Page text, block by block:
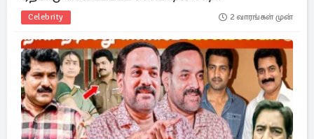
Celebrity 2 வாரங்கள் முன்